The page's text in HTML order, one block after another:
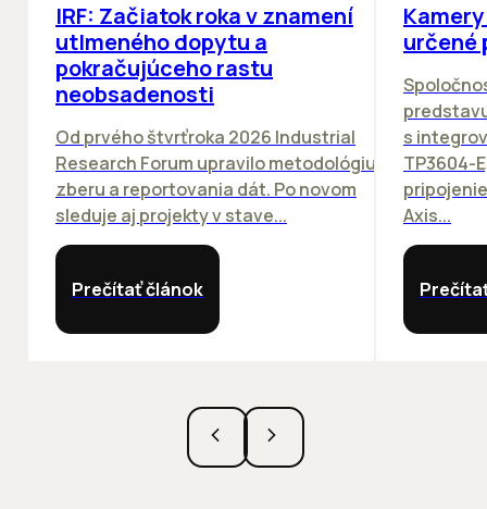
IRF: Začiatok roka v znamení
utlmeného dopytu a
pokračujúceho rastu
neobsadenosti
Od prvého štvrťroka 2026 Industrial
Research Forum upravilo metodológiu
zberu a reportovania dát. Po novom
sleduje aj projekty v stave...
Prečítať článok
určené
s
TP3604-
Axis...